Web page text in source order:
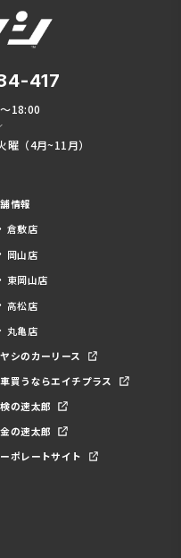
417
18:00
曜（4月~11月）
情報
倉敷店
岡山店
東岡山店
高松店
丸亀店
シのカーリース
買うならエイチプラス
の速太郎
の速太郎
ポレートサイト